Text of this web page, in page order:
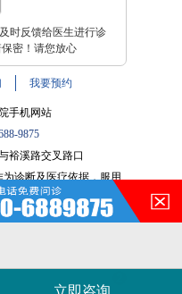
时反馈给医生进行诊
密！请您放心
我要预约
手机网站
9875
裕溪路交叉路口
诊断及医疗依据，服用
载或引用文章涉及版权
联系。
号-9
立即咨询